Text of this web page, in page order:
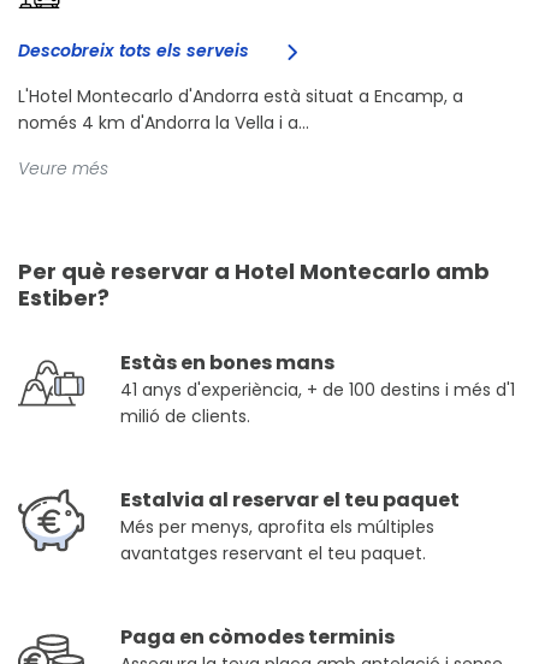
Descobreix tots els serveis
L'Hotel Montecarlo d'Andorra està situat a Encamp, a
només 4 km d'Andorra la Vella i a...
Veure més
Per què reservar a Hotel Montecarlo amb
Estiber?
Estàs en bones mans
41 anys d'experiència, + de 100 destins i més d'1
milió de clients.
Estalvia al reservar el teu paquet
Més per menys, aprofita els múltiples
avantatges reservant el teu paquet.
Paga en còmodes terminis